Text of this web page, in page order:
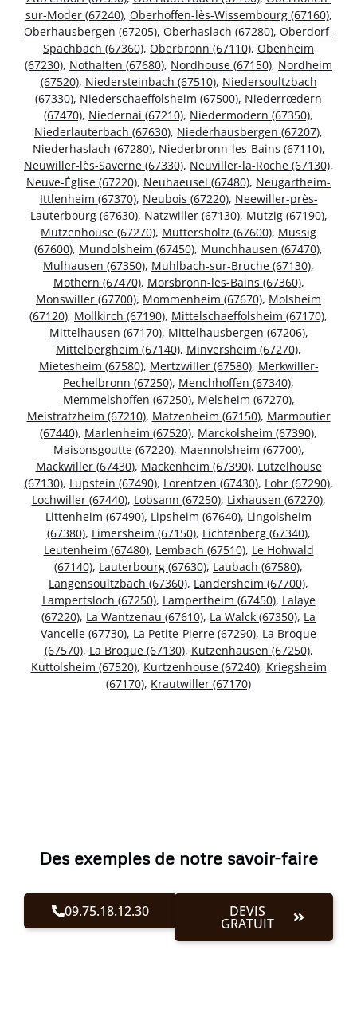
sur-Moder (67240), Oberhoffen-lès-Wissembourg (67160),
Oberhausbergen (67205), Oberhaslach (67280), Oberdorf-
Spachbach (67360), Oberbronn (67110), Obenheim
(67230), Nothalten (67680), Nordhouse (67150), Nordheim
(67520), Niedersteinbach (67510), Niedersoultzbach
(67330), Niederschaeffolsheim (67500), Niederrœdern
(67470), Niedernai (67210), Niedermodern (67350),
Niederlauterbach (67630), Niederhausbergen (67207),
Niederhaslach (67280), Niederbronn-les-Bains (67110),
Neuwiller-lès-Saverne (67330), Neuviller-la-Roche (67130),
Neuve-Église (67220), Neuhaeusel (67480), Neugartheim-
Ittlenheim (67370), Neubois (67220), Neewiller-près-
Lauterbourg (67630), Natzwiller (67130), Mutzig (67190),
Mutzenhouse (67270), Muttersholtz (67600), Mussig
(67600), Mundolsheim (67450), Munchhausen (67470),
Mulhausen (67350), Muhlbach-sur-Bruche (67130),
Mothern (67470), Morsbronn-les-Bains (67360),
Monswiller (67700), Mommenheim (67670), Molsheim
(67120), Mollkirch (67190), Mittelschaeffolsheim (67170),
Mittelhausen (67170), Mittelhausbergen (67206),
Mittelbergheim (67140), Minversheim (67270),
Mietesheim (67580), Mertzwiller (67580), Merkwiller-
Pechelbronn (67250), Menchhoffen (67340),
Memmelshoffen (67250), Melsheim (67270),
Meistratzheim (67210), Matzenheim (67150), Marmoutier
(67440), Marlenheim (67520), Marckolsheim (67390),
Maisonsgoutte (67220), Maennolsheim (67700),
Mackwiller (67430), Mackenheim (67390), Lutzelhouse
(67130), Lupstein (67490), Lorentzen (67430), Lohr (67290),
Lochwiller (67440), Lobsann (67250), Lixhausen (67270),
Littenheim (67490), Lipsheim (67640), Lingolsheim
(67380), Limersheim (67150), Lichtenberg (67340),
Leutenheim (67480), Lembach (67510), Le Hohwald
(67140), Lauterbourg (67630), Laubach (67580),
Langensoultzbach (67360), Landersheim (67700),
Lampertsloch (67250), Lampertheim (67450), Lalaye
(67220), La Wantzenau (67610), La Walck (67350), La
Vancelle (67730), La Petite-Pierre (67290), La Broque
(67570), La Broque (67130), Kutzenhausen (67250),
Kuttolsheim (67520), Kurtzenhouse (67240), Kriegsheim
(67170), Krautwiller (67170)
Des exemples de notre savoir-faire
09.75.18.12.30 DEVIS
GRATUIT